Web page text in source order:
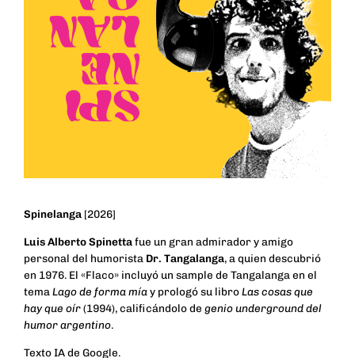
Spinelanga [2026]
Luis Alberto Spinettafue un gran admirador y amigo
personal del humorista Dr. Tangalanga, a quien descubrió
en 1976. El «Flaco» incluyó un sample de Tangalanga en el
tema Lago de forma míay prologó su libroLas cosas que
hay que oír(1994), calificándolo de genio underground del
humor argentino.
Texto IA de Google.